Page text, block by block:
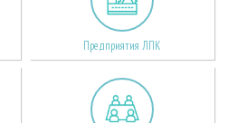
Предприятия ЛПК